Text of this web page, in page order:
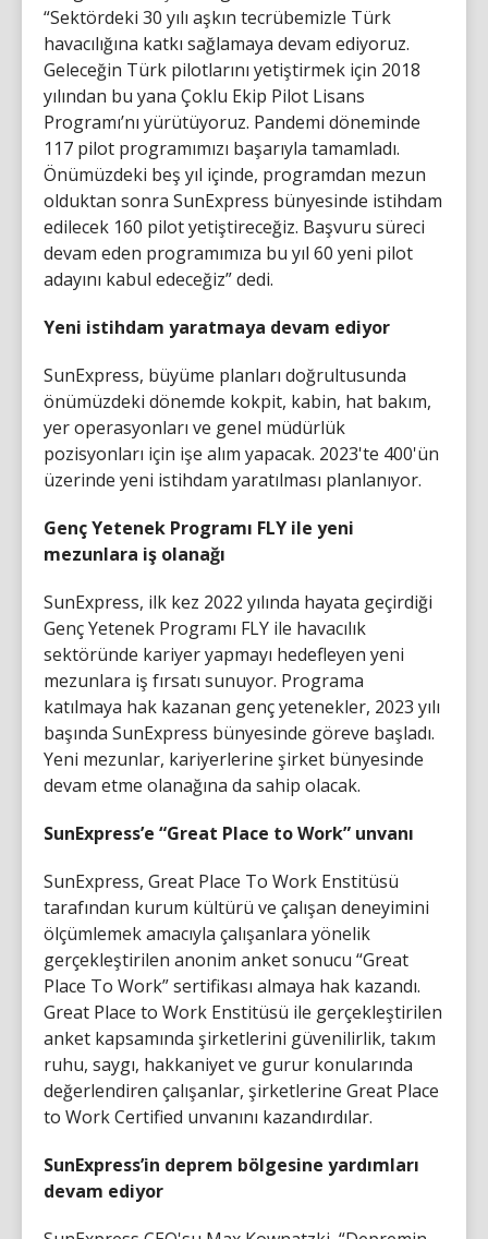
“Sektördeki 30 yılı aşkın tecrübemizle Türk
havacılığına katkı sağlamaya devam ediyoruz.
Geleceğin Türk pilotlarını yetiştirmek için 2018
yılından bu yana Çoklu Ekip Pilot Lisans
Programı’nı yürütüyoruz. Pandemi döneminde
117 pilot programımızı başarıyla tamamladı.
Önümüzdeki beş yıl içinde, programdan mezun
olduktan sonra SunExpress bünyesinde istihdam
edilecek 160 pilot yetiştireceğiz. Başvuru süreci
devam eden programımıza bu yıl 60 yeni pilot
adayını kabul edeceğiz” dedi.
Yeni istihdam yaratmaya devam ediyor
SunExpress, büyüme planları doğrultusunda
önümüzdeki dönemde kokpit, kabin, hat bakım,
yer operasyonları ve genel müdürlük
pozisyonları için işe alım yapacak. 2023'te 400'ün
üzerinde yeni istihdam yaratılması planlanıyor.
Genç Yetenek Programı FLY ile yeni
mezunlara iş olanağı
SunExpress, ilk kez 2022 yılında hayata geçirdiği
Genç Yetenek Programı FLY ile havacılık
sektöründe kariyer yapmayı hedefleyen yeni
mezunlara iş fırsatı sunuyor. Programa
katılmaya hak kazanan genç yetenekler, 2023 yılı
başında SunExpress bünyesinde göreve başladı.
Yeni mezunlar, kariyerlerine şirket bünyesinde
devam etme olanağına da sahip olacak.
SunExpress’e “Great Place to Work” unvanı
SunExpress, Great Place To Work Enstitüsü
tarafından kurum kültürü ve çalışan deneyimini
ölçümlemek amacıyla çalışanlara yönelik
gerçekleştirilen anonim anket sonucu “Great
Place To Work” sertifikası almaya hak kazandı.
Great Place to Work Enstitüsü ile gerçekleştirilen
anket kapsamında şirketlerini güvenilirlik, takım
ruhu, saygı, hakkaniyet ve gurur konularında
değerlendiren çalışanlar, şirketlerine Great Place
to Work Certified unvanını kazandırdılar.
SunExpress’in deprem bölgesine yardımları
devam ediyor